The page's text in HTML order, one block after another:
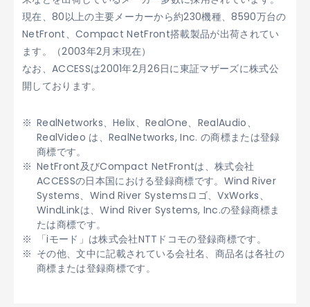
現在、80以上の主要メーカーから約230機種、8590万台の
NetFront、Compact NetFront搭載製品が出荷されてい
ます。（2003年2月末現在）
なお、ACCESSは2001年2月26日に東証マザーズに株式公
開しております。
RealNetworks、Helix、RealOne、RealAudio、
RealVideo は、RealNetworks, Inc. の商標または登録
商標です。
NetFront及びCompact NetFrontは、株式会社
ACCESSの日本国における登録商標です。Wind River
Systems、Wind River Systemsロゴ、VxWorks、
WindLinkは、Wind River Systems, Inc.の登録商標ま
たは商標です。
「iモード」は株式会社NTTドコモの登録商標です。
その他、文中に記載されている会社名、商品名は各社の
商標または登録商標です。